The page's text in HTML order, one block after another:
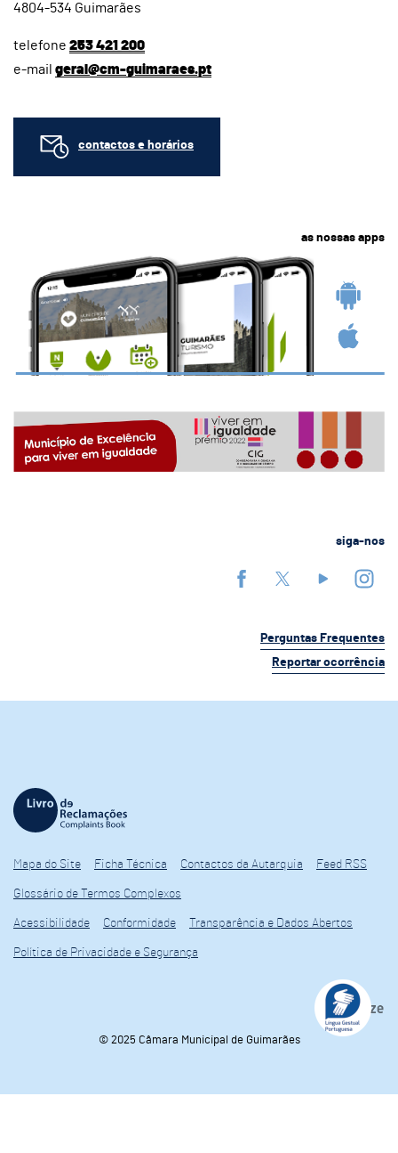
4804-534 Guimarães
telefone 253 421 200
e-mail geral@cm-guimaraes.pt
contactos e horários
as nossas apps
siga-nos
Perguntas Frequentes
Reportar ocorrência
Mapa do Site Ficha Técnica Contactos da Autarquia Feed RSS
Glossário de Termos Complexos
Acessibilidade Conformidade Transparência e Dados Abertos
Política de Privacidade e Segurança
© 2025 Câmara Municipal de Guimarães